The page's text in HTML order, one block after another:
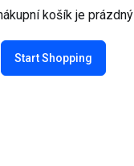
košík je prázdný
Start Shopping